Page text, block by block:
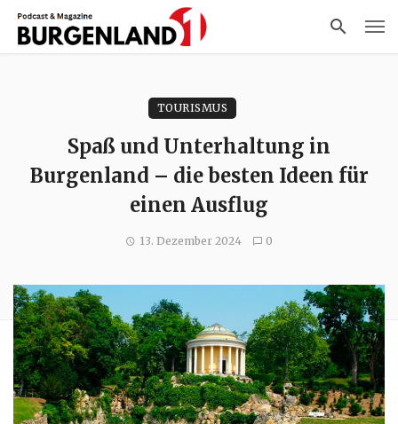
TOURISMUS
Spaß und Unterhaltung in
Burgenland – die besten Ideen für
einen Ausflug
13. Dezember 2024 0